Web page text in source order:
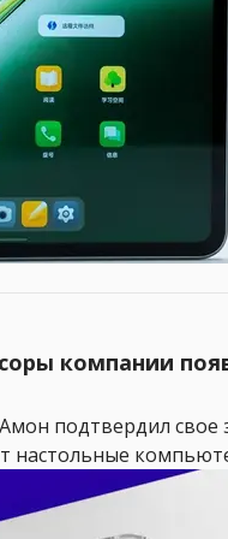
компании
подтвердил